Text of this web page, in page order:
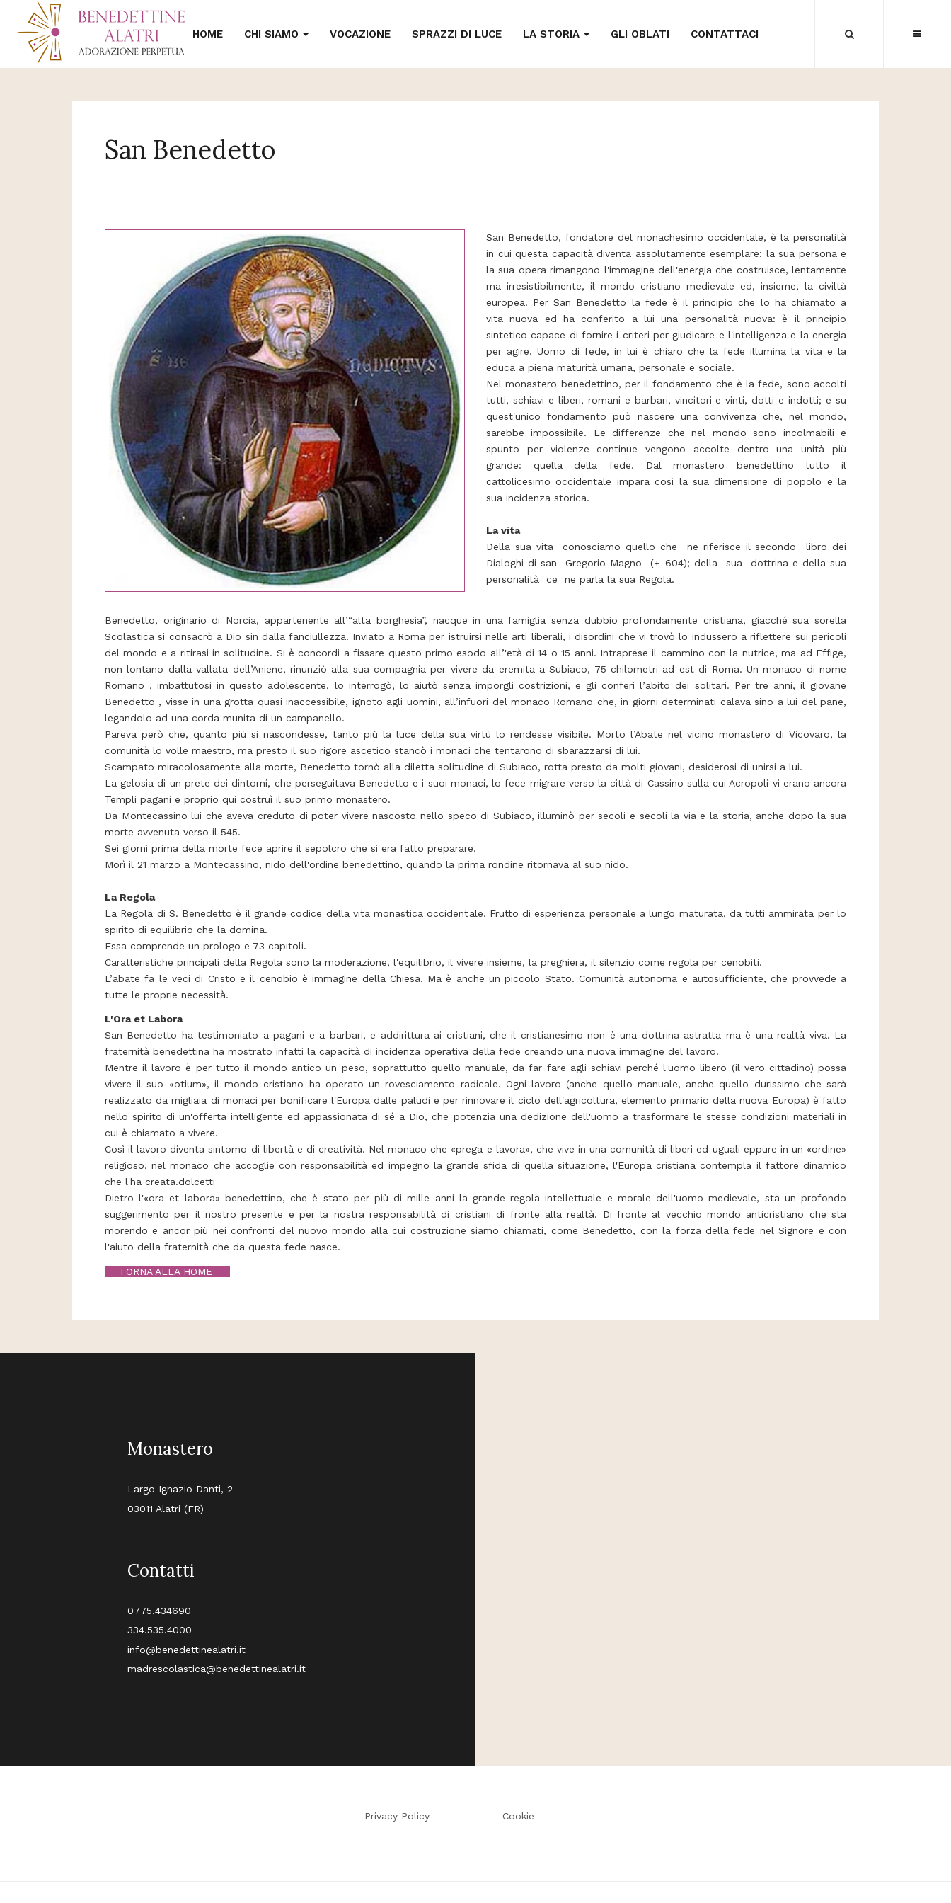
HOME CHI SIAMO VOCAZIONE SPRAZZI DI LUCE LA STORIA GLI OBLATI CONTATTACI
San Benedetto
San Benedetto, fondatore del monachesimo occidentale, è la personalità
in cui questa capacità diventa assolutamente esemplare: la sua persona e
la sua opera rimangono l'immagine dell'energia che costruisce, lentamente
ma irresistibilmente, il mondo cristiano medievale ed, insieme, la civiltà
europea. Per San Benedetto la fede è il principio che lo ha chiamato a
vita nuova ed ha conferito a lui una personalità nuova: è il principio
sintetico capace di fornire i criteri per giudicare e l'intelligenza e la energia
per agire. Uomo di fede, in lui è chiaro che la fede illumina la vita e la
educa a piena maturità umana, personale e sociale.
Nel monastero benedettino, per il fondamento che è la fede, sono accolti
tutti, schiavi e liberi, romani e barbari, vincitori e vinti, dotti e indotti; e su
quest'unico fondamento può nascere una convivenza che, nel mondo,
sarebbe impossibile. Le differenze che nel mondo sono incolmabili e
spunto per violenze continue vengono accolte dentro una unità più
grande: quella della fede. Dal monastero benedettino tutto il
cattolicesimo occidentale impara così la sua dimensione di popolo e la
sua incidenza storica.
La vita
Della sua vita conosciamo quello che ne riferisce il secondo libro dei
Dialoghi di san Gregorio Magno (+ 604); della sua dottrina e della sua
personalità ce ne parla la sua Regola.
Benedetto, originario di Norcia, appartenente all’“alta borghesia”, nacque in una famiglia senza dubbio profondamente cristiana, giacché sua sorella
Scolastica si consacrò a Dio sin dalla fanciullezza. Inviato a Roma per istruirsi nelle arti liberali, i disordini che vi trovò lo indussero a riflettere sui pericoli
del mondo e a ritirasi in solitudine. Si è concordi a fissare questo primo esodo all’'età di 14 o 15 anni. Intraprese il cammino con la nutrice, ma ad Effige,
non lontano dalla vallata dell’Aniene, rinunziò alla sua compagnia per vivere da eremita a Subiaco, 75 chilometri ad est di Roma. Un monaco di nome
Romano , imbattutosi in questo adolescente, lo interrogò, lo aiutò senza imporgli costrizioni, e gli conferì l’abito dei solitari. Per tre anni, il giovane
Benedetto , visse in una grotta quasi inaccessibile, ignoto agli uomini, all’infuori del monaco Romano che, in giorni determinati calava sino a lui del pane,
legandolo ad una corda munita di un campanello.
Pareva però che, quanto più si nascondesse, tanto più la luce della sua virtù lo rendesse visibile. Morto l’Abate nel vicino monastero di Vicovaro, la
comunità lo volle maestro, ma presto il suo rigore ascetico stancò i monaci che tentarono di sbarazzarsi di lui.
Scampato miracolosamente alla morte, Benedetto tornò alla diletta solitudine di Subiaco, rotta presto da molti giovani, desiderosi di unirsi a lui.
La gelosia di un prete dei dintorni, che perseguitava Benedetto e i suoi monaci, lo fece migrare verso la città di Cassino sulla cui Acropoli vi erano ancora
Templi pagani e proprio qui costruì il suo primo monastero.
Da Montecassino lui che aveva creduto di poter vivere nascosto nello speco di Subiaco, illuminò per secoli e secoli la via e la storia, anche dopo la sua
morte avvenuta verso il 545.
Sei giorni prima della morte fece aprire il sepolcro che si era fatto preparare.
Morì il 21 marzo a Montecassino, nido dell'ordine benedettino, quando la prima rondine ritornava al suo nido.
La Regola
La Regola di S. Benedetto è il grande codice della vita monastica occidentale. Frutto di esperienza personale a lungo maturata, da tutti ammirata per lo
spirito di equilibrio che la domina.
Essa comprende un prologo e 73 capitoli.
Caratteristiche principali della Regola sono la moderazione, l'equilibrio, il vivere insieme, la preghiera, il silenzio come regola per cenobiti.
L’abate fa le veci di Cristo e il cenobio è immagine della Chiesa. Ma è anche un piccolo Stato. Comunità autonoma e autosufficiente, che provvede a
tutte le proprie necessità.
L'Ora et Labora
San Benedetto ha testimoniato a pagani e a barbari, e addirittura ai cristiani, che il cristianesimo non è una dottrina astratta ma è una realtà viva. La
fraternità benedettina ha mostrato infatti la capacità di incidenza operativa della fede creando una nuova immagine del lavoro.
Mentre il lavoro è per tutto il mondo antico un peso, soprattutto quello manuale, da far fare agli schiavi perché l'uomo libero (il vero cittadino) possa
vivere il suo «otium», il mondo cristiano ha operato un rovesciamento radicale. Ogni lavoro (anche quello manuale, anche quello durissimo che sarà
realizzato da migliaia di monaci per bonificare l'Europa dalle paludi e per rinnovare il ciclo dell'agricoltura, elemento primario della nuova Europa) è fatto
nello spirito di un'offerta intelligente ed appassionata di sé a Dio, che potenzia una dedizione dell'uomo a trasformare le stesse condizioni materiali in
cui è chiamato a vivere.
Così il lavoro diventa sintomo di libertà e di creatività. Nel monaco che «prega e lavora», che vive in una comunità di liberi ed uguali eppure in un «ordine»
religioso, nel monaco che accoglie con responsabilità ed impegno la grande sfida di quella situazione, l'Europa cristiana contempla il fattore dinamico
che l'ha creata.dolcetti
Dietro l'«ora et labora» benedettino, che è stato per più di mille anni la grande regola intellettuale e morale dell'uomo medievale, sta un profondo
suggerimento per il nostro presente e per la nostra responsabilità di cristiani di fronte alla realtà. Di fronte al vecchio mondo anticristiano che sta
morendo e ancor più nei confronti del nuovo mondo alla cui costruzione siamo chiamati, come Benedetto, con la forza della fede nel Signore e con
l'aiuto della fraternità che da questa fede nasce.
TORNA ALLA HOME
Monastero
Largo Ignazio Danti, 2
03011 Alatri (FR)
Contatti
0775.434690
334.535.4000
info@benedettinealatri.it
madrescolastica@benedettinealatri.it
Privacy Policy Cookie